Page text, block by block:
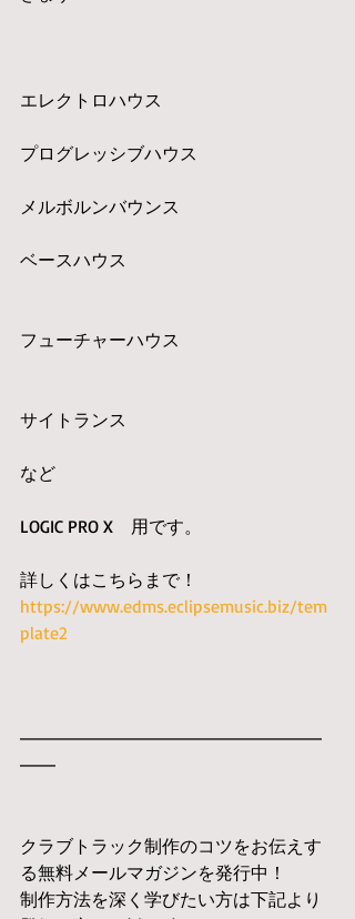
エレクトロハウス
プログレッシブハウス
メルボルンバウンス
ベースハウス
フューチャーハウス
サイトランス
など
LOGIC PRO X　用です。
詳しくはこちらまで！
https://www.edms.eclipsemusic.biz/tem
plate2
━━━━━━━━━━━━━━━━━
━━
クラブトラック制作のコツをお伝えす
る無料メールマガジンを発行中！
制作方法を深く学びたい方は下記より